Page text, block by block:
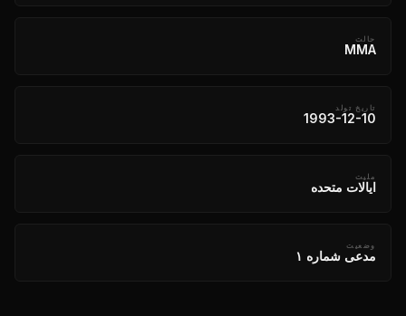
حالت
MMA
تاریخ تولد
1993-12-10
ملیت
ایالات متحده
وضعیت
مدعی شماره ۱